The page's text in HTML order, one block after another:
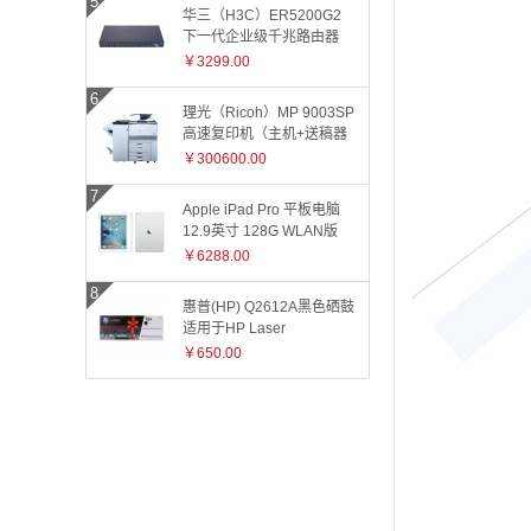
华三（H3C）ER5200G2
下一代企业级千兆路由器
￥3299.00
理光（Ricoh）MP 9003SP
高速复印机（主机+送稿器
+小册子装订器）
￥300600.00
Apple iPad Pro 平板电脑
12.9英寸 128G WLAN版
ML0Q2CH 银色
￥6288.00
惠普(HP) Q2612A黑色硒鼓
适用于HP Laser
Jet1010/1015/1018/1020plus/1022/3015/3020/3030/
￥650.00